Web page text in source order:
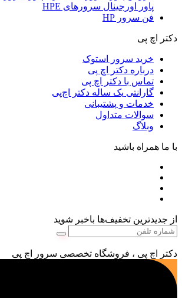
پاور اورجینال سرورهای HPE
فن سرور HP
دکتر اچ پی
خرید سرور استوک
درباره دکتر اچ پی
تماس با دکتر اچ پی
گارانتی یک ساله دکتر اچ‌پی
خدمات و پشتیبانی
سوالات متداول
وبلاگ
با ما همراه باشید
از جدیدترین تخفیف‌ها باخبر شوید
دکتر اچ پی ، فروشگاه تخصصی سرور اچ پی